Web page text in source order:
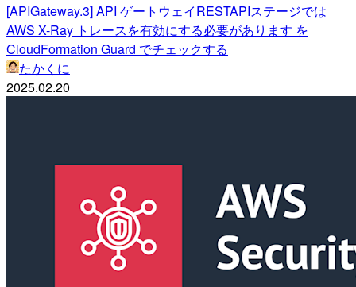
[APIGateway.3] API ゲートウェイRESTAPIステージでは
AWS X-Ray トレースを有効にする必要があります を
CloudFormation Guard でチェックする
たかくに
2025.02.20